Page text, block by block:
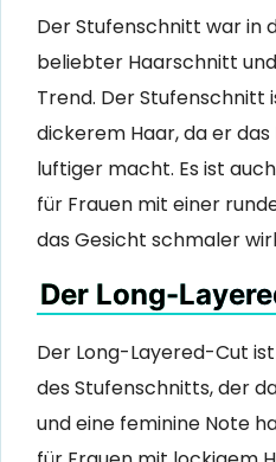
Der Stufenschnitt war in
beliebter Haarschnitt
Trend. Der Stufenschnitt
dickerem Haar, da er
luftiger macht. Es ist
für Frauen mit einer
das Gesicht schmaler
Der Long-
Der Long-Layered-Cut
des Stufenschnitts, der
und eine feminine Note